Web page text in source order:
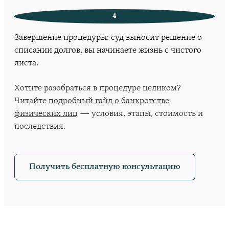
4
Завершение процедуры: суд выносит решение о
списании долгов, вы начинаете жизнь с чистого
листа.
Хотите разобраться в процедуре целиком?
Читайте подробный гайд о банкротстве
физических лиц — условия, этапы, стоимость и
последствия.
Получить бесплатную консультацию